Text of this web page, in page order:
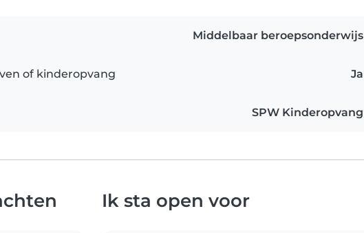
Middelbaar beroepsonderwijs
of kinderopvang Ja
SPW Kinderopvang
Ik sta open voor